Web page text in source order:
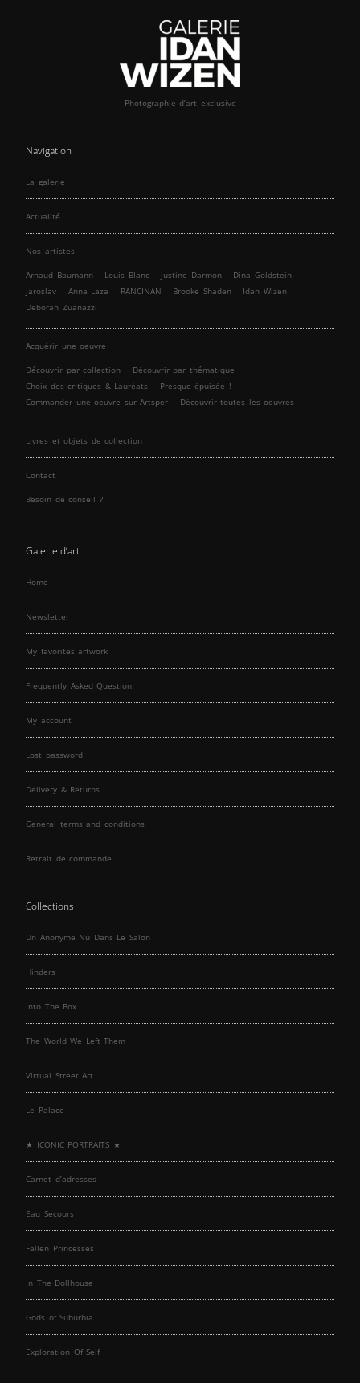
Photographie d’art exclusive
Navigation
La galerie
Actualité
Nos artistes
Arnaud Baumann Louis Blanc Justine Darmon
Dina Goldstein
Jaroslav
Anna Laza RANCINAN Brooke Shaden
Idan Wizen
Deborah Zuanazzi
Acquérir une oeuvre
Découvrir par collection
Découvrir par thématique
Choix des critiques & Lauréats
Presque épuisée !
Commander une oeuvre sur Artsper
Découvrir toutes les oeuvres
Livres et objets de collection
Contact
Besoin de conseil ?
Galerie d’art
Home
Newsletter
My favorites artwork
Frequently Asked Question
My account
Lost password
Delivery & Returns
General terms and conditions
Retrait de commande
Collections
Un Anonyme Nu Dans Le Salon
Hinders
Into The Box
The World We Left Them
Virtual Street Art
Le Palace
★ ICONIC PORTRAITS ★
Carnet d’adresses
Eau Secours
Fallen Princesses
In The Dollhouse
Gods of Suburbia
Exploration Of Self